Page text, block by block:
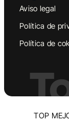
Aviso legal
Política de
Política de
TOP